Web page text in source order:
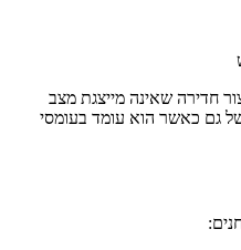
חדירה שאינה מייצגת מצב
גם כאשר הוא עומד בעומסי